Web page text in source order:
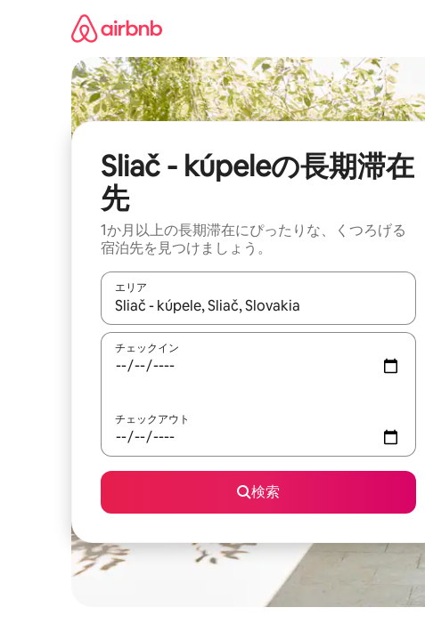
Sliač - kúpeleの長期滞在
先
1か月以上の長期滞在にぴったりな、くつろげる
宿泊先を見つけましょう。
エリア
検索結果が表示されたら、上下の矢印キーを使って移
チェックイン
チェックアウト
検索